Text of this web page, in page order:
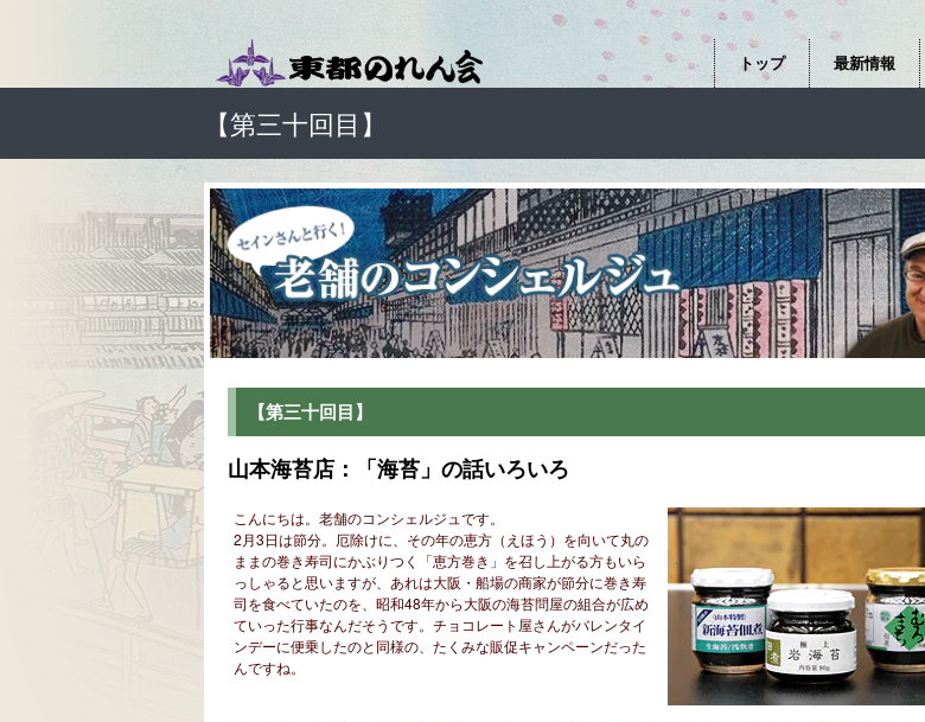
トップ 最新情報
【第三十回目】
【第三十回目】
山本海苔店：「海苔」の話いろいろ
こんにちは。老舗のコンシェルジュです。
2月3日は節分。厄除けに、その年の恵方（えほう）を向いて丸の
ままの巻き寿司にかぶりつく「恵方巻き」を召し上がる方もいら
っしゃると思いますが、あれは大阪・船場の商家が節分に巻き寿
司を食べていたのを、昭和48年から大阪の海苔問屋の組合が広め
ていった行事なんだそうです。チョコレート屋さんがバレンタイ
ンデーに便乗したのと同様の、たくみな販促キャンペーンだった
んですね。